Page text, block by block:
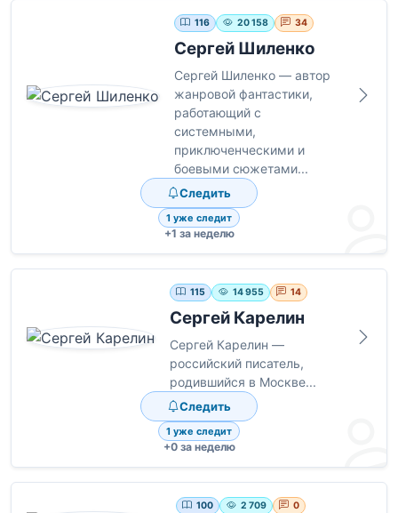
116 20 158 34
Сергей Шиленко
Сергей Шиленко — автор
жанровой фантастики,
работающий с
системными,
приключенческими и
боевыми сюжетами...
Следить
1 уже следит
+1 за неделю
115 14 955 14
Сергей Карелин
Сергей Карелин —
российский писатель,
родившийся в Москве...
Следить
1 уже следит
+0 за неделю
100 2 709 0